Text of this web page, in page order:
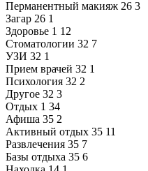
Перманентный макияж 26 3
Загар 26 1
Здоровье 1 12
Стоматологии 32 7
УЗИ 32 1
Прием врачей 32 1
Психология 32 2
Другое 32 3
Отдых 1 34
Афиша 35 2
Активный отдых 35 11
Развлечения 35 7
Базы отдыха 35 6